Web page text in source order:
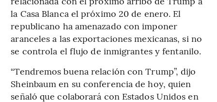
la Casa Blanca el próximo 20 de enero. El
republicano ha amenazado con imponer
aranceles a las exportaciones mexicanas, si no
se controla el flujo de inmigrantes y fentanilo.
“Tendremos buena relación con Trump”, dijo
Sheinbaum en su conferencia de hoy, quien
señaló que colaborará con Estados Unidos en